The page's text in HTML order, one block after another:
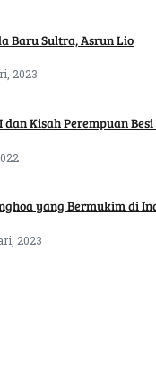
Baru Sultra, Asrun Lio
2023
dan Kisah Perempuan
yang Bermukim di
2023